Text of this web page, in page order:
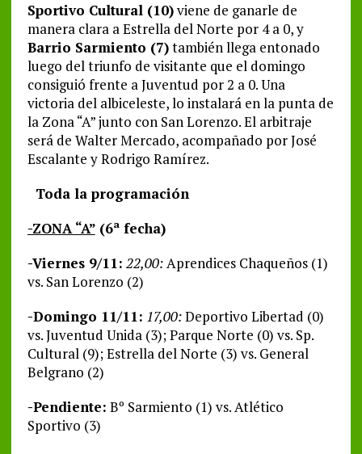
Sportivo Cultural (10)viene de ganarle de
manera clara a Estrella del Norte por 4 a 0, y
Barrio Sarmiento (7)también llega entonado
luego del triunfo de visitante que el domingo
consiguió frente a Juventud por 2 a 0. Una
victoria del albiceleste, lo instalará en la punta de
la Zona “A” junto con San Lorenzo. El arbitraje
será de Walter Mercado, acompañado por José
Escalante y Rodrigo Ramírez.
Toda la programación
-ZONA “A”(6ª fecha)
-Viernes 9/11: 22,00:Aprendices Chaqueños (1)
vs. San Lorenzo (2)
-Domingo 11/11: 17,00:Deportivo Libertad (0)
vs. Juventud Unida (3); Parque Norte (0) vs. Sp.
Cultural (9); Estrella del Norte (3) vs. General
Belgrano (2)
-Pendiente: Bº Sarmiento (1) vs. Atlético
Sportivo (3)